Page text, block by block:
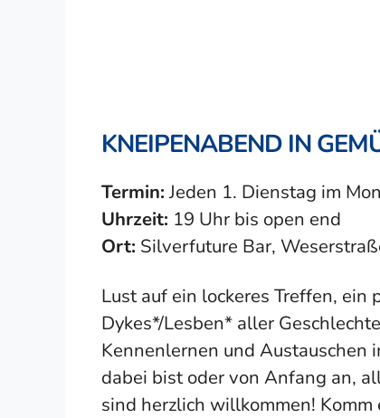
KNEIPENABEND IN
Termin:Jeden 1. Dienstag im
Uhrzeit: 19 Uhr bis open end
Ort: Silverfuture Bar,
Lust auf ein lockeres Treffen,
Dykes*/Lesben* aller
Kennenlernen und Austauschen
dabei bist oder von Anfang an,
sind herzlich willkommen!